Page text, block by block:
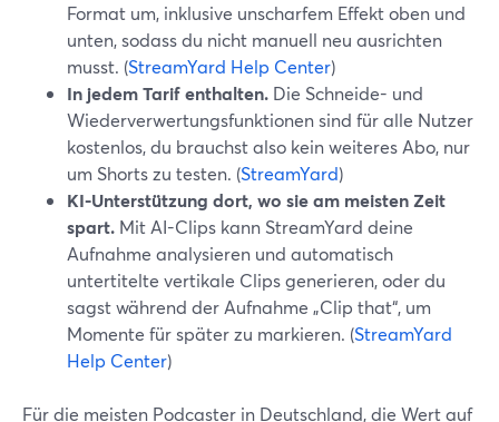
Format um, inklusive unscharfem Effekt oben und
unten, sodass du nicht manuell neu ausrichten
musst. (StreamYard Help Center)
In jedem Tarif enthalten. Die Schneide- und
Wiederverwertungsfunktionen sind für alle Nutzer
kostenlos, du brauchst also kein weiteres Abo, nur
um Shorts zu testen. (StreamYard)
KI-Unterstützung dort, wo sie am meisten Zeit
spart. Mit AI-Clips kann StreamYard deine
Aufnahme analysieren und automatisch
untertitelte vertikale Clips generieren, oder du
sagst während der Aufnahme „Clip that“, um
Momente für später zu markieren. (StreamYard
Help Center)
Für die meisten Podcaster in Deutschland, die Wert auf